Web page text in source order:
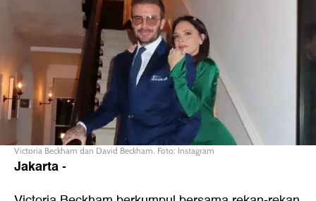
Victoria Beckham dan David Beckham. Foto: Instagram
Jakarta-